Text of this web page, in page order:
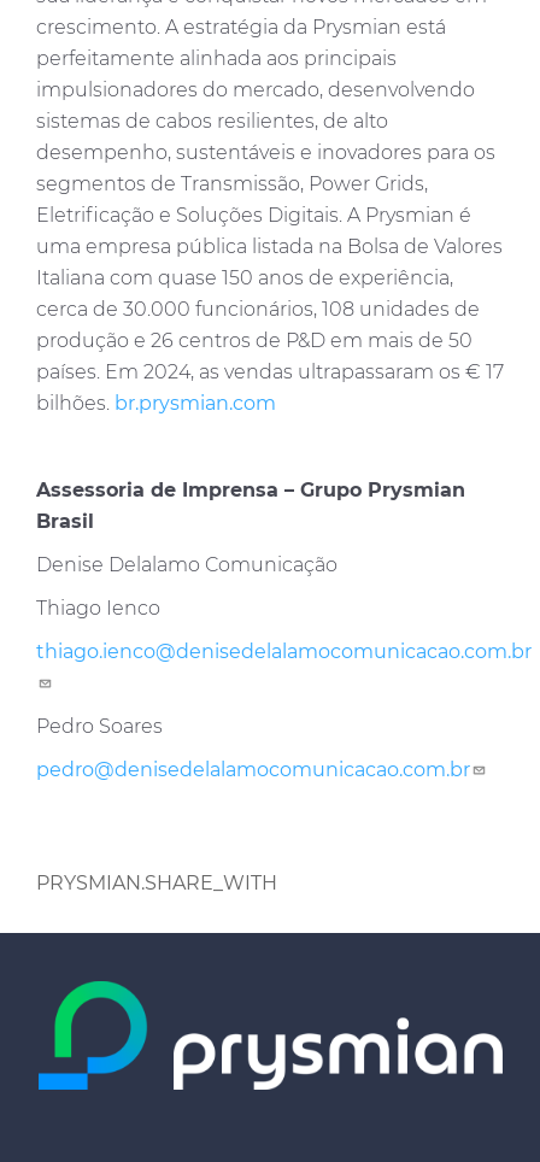
crescimento. A estratégia da Prysmian está
perfeitamente alinhada aos principais
impulsionadores do mercado, desenvolvendo
sistemas de cabos resilientes, de alto
desempenho, sustentáveis e inovadores para os
segmentos de Transmissão, Power Grids,
Eletrificação e Soluções Digitais. A Prysmian é
uma empresa pública listada na Bolsa de Valores
Italiana com quase 150 anos de experiência,
cerca de 30.000 funcionários, 108 unidades de
produção e 26 centros de P&D em mais de 50
países. Em 2024, as vendas ultrapassaram os € 17
bilhões. br.prysmian.com
Assessoria de Imprensa – Grupo Prysmian
Brasil
Denise Delalamo Comunicação
Thiago Ienco
thiago.ienco@denisedelalamocomunicacao.com.br
Pedro Soares
pedro@denisedelalamocomunicacao.com.br
PRYSMIAN.SHARE_WITH